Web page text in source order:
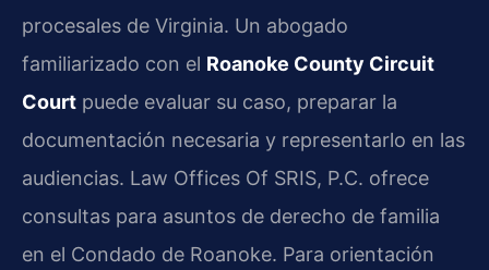
procesales de Virginia. Un abogado
familiarizado con el Roanoke County Circuit
Court puede evaluar su caso, preparar la
documentación necesaria y representarlo en las
audiencias. Law Offices Of SRIS, P.C. ofrece
consultas para asuntos de derecho de familia
en el Condado de Roanoke. Para orientación